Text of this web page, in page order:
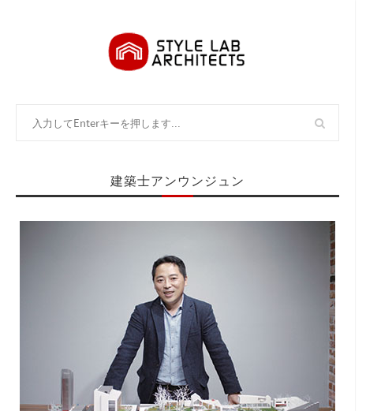
建築士アンウンジュン